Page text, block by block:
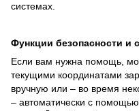
системах.
Функции безопасности и
Если вам нужна помощь,
текущими координатами
вручную или – во время
– автоматически с